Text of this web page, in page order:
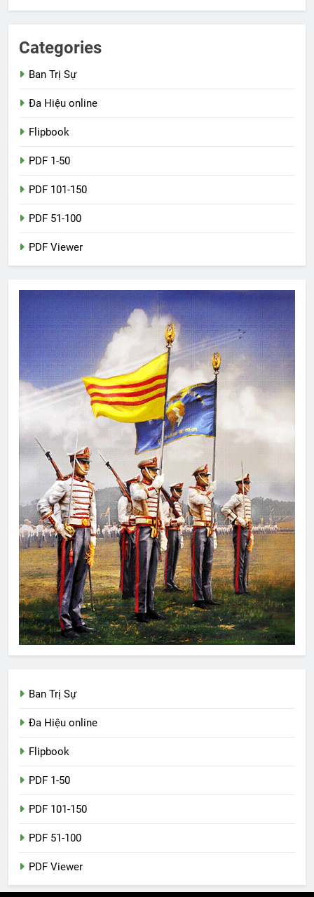
Categories
Ban Trị Sự
Đa Hiệu online
Flipbook
PDF 1-50
PDF 101-150
PDF 51-100
PDF Viewer
Ban Trị Sự
Đa Hiệu online
Flipbook
PDF 1-50
PDF 101-150
PDF 51-100
PDF Viewer